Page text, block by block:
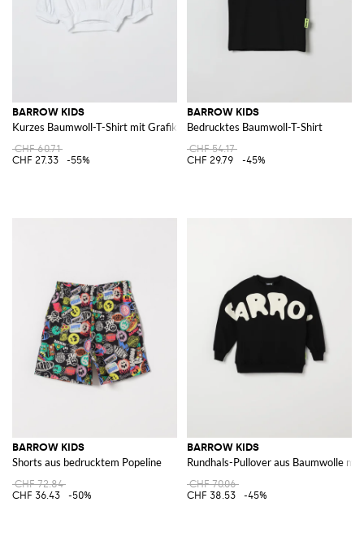
BARROW KIDS
Kurzes Baumwoll-T-Shirt mit Grafikprints
CHF 60.71
CHF 27.33
-55%
BARROW KIDS
Bedrucktes Baumwoll-T-Shirt
CHF 54.17
CHF 29.79
-45%
BARROW KIDS
Shorts aus bedrucktem Popeline
CHF 72.84
CHF 36.43
-50%
BARROW KIDS
Rundhals-Pullover aus Baumwolle mit
CHF 70.06
CHF 38.53
-45%